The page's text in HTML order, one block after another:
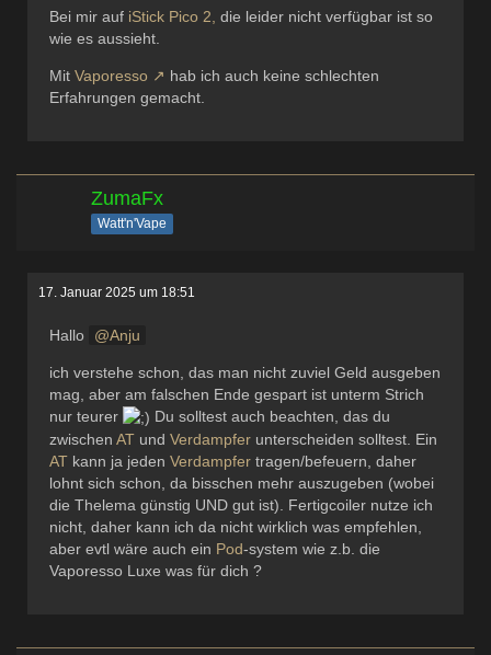
Bei mir auf iStick Pico 2, die leider nicht verfügbar ist so
wie es aussieht.
Mit Vaporesso
hab ich auch keine schlechten
Erfahrungen gemacht.
ZumaFx
Watt'n'Vape
17. Januar 2025 um 18:51
Hallo Anju
ich verstehe schon, das man nicht zuviel Geld ausgeben
mag, aber am falschen Ende gespart ist unterm Strich
nur teurer
Du solltest auch beachten, das du
zwischen AT und Verdampfer unterscheiden solltest. Ein
AT kann ja jeden Verdampfer tragen/befeuern, daher
lohnt sich schon, da bisschen mehr auszugeben (wobei
die Thelema günstig UND gut ist). Fertigcoiler nutze ich
nicht, daher kann ich da nicht wirklich was empfehlen,
aber evtl wäre auch ein Pod-system wie z.b. die
Vaporesso Luxe was für dich ?